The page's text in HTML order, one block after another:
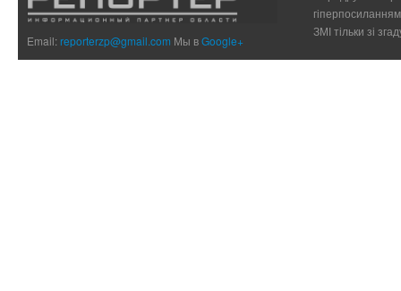
Email:reporterzp@gmail.com Мы вGoogle+
ЗМІ тільки зі